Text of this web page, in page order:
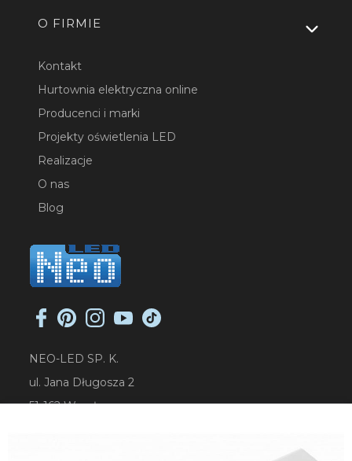
O FIRMIE
Kontakt
Hurtownia elektryczna online
Producenci i marki
Projekty oświetlenia LED
Realizacje
O nas
Blog
NEO-LED SP. K.
ul. Jana Długosza 2
51-162 Wrocław